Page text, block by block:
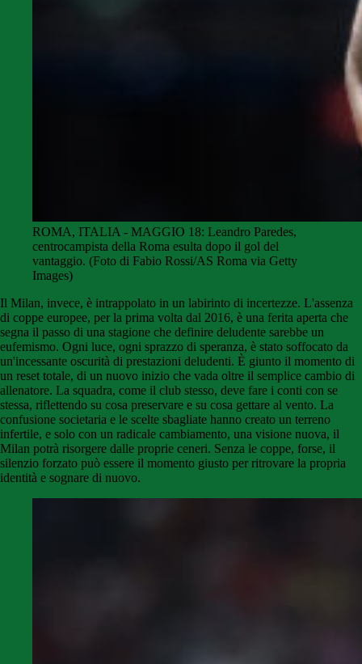
ROMA, ITALIA - MAGGIO 18: Leandro Paredes,
centrocampista della Roma esulta dopo il gol del
vantaggio. (Foto di Fabio Rossi/AS Roma via Getty
Images)
Il Milan, invece, è intrappolato in un labirinto di incertezze. L'assenza
di coppe europee, per la prima volta dal 2016, è una ferita aperta che
segna il passo di una stagione che definire deludente sarebbe un
eufemismo. Ogni luce, ogni sprazzo di speranza, è stato soffocato da
un'incessante oscurità di prestazioni deludenti. È giunto il momento di
un reset totale, di un nuovo inizio che vada oltre il semplice cambio di
allenatore. La squadra, come il club stesso, deve fare i conti con se
stessa, riflettendo su cosa preservare e su cosa gettare al vento. La
confusione societaria e le scelte sbagliate hanno creato un terreno
infertile, e solo con un radicale cambiamento, una visione nuova, il
Milan potrà risorgere dalle proprie ceneri. Senza le coppe, forse, il
silenzio forzato può essere il momento giusto per ritrovare la propria
identità e sognare di nuovo.